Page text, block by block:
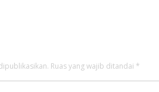
Ruas yang wajib ditandai *